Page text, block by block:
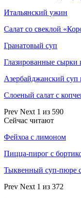
Итальянский ужин
Салат со свеклой
Гранатовый суп
Глазированные сырки
Азербайджанский суп
Слоеный салат с
Prev Next 1 из 590
Сейчас читают
Фейхоа с лимоном
Пицца-пирог с
Тыквенный суп-пюре
Prev Next 1 из 372